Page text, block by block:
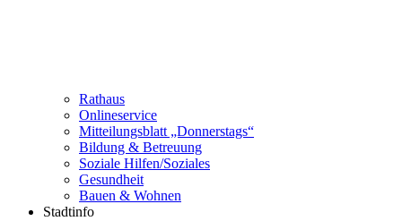
Rathaus
Onlineservice
Mitteilungsblatt „Donnerstags“
Bildung & Betreuung
Soziale Hilfen/Soziales
Gesundheit
Bauen & Wohnen
Stadtinfo